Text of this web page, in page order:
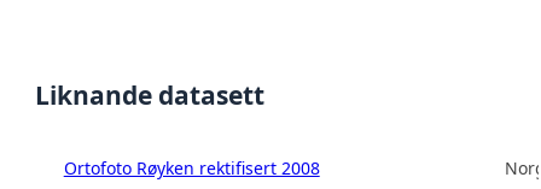
Liknande datasett
Ortofoto Røyken rektifisert 2008